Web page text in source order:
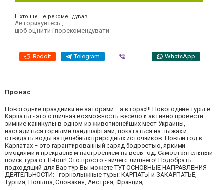
Ніхто ще не рекомендував
Авторизуйтесь
щоб оцінити і порекомендувати
Reddit Telegram WhatsApp
Про нас
Новогодние праздники не за горами....а в горах!!! Новогодние туры в
Карпаты - это отличная возможность весело и активно провести
зимние каникулы в одном из живописнейших мест Украины,
насладиться горными ландшафтами, покататься на лыжах и
отведать воды из целебных природных источников. Новый год в
Карпатах – это гарантированный заряд бодростью, яркими
эмоциями и прекрасным настроением на весь год. Самостоятельный
поиск тура от IT-tour! Это просто - ничего лишнего! Подобрать
подходящий для Вас тур Вы можете ТУТ ОСНОВНЫЕ НАПРАВЛЕНИЯ
ДЕЯТЕЛЬНОСТИ: - горнолыжные туры: КАРПАТЫ и ЗАКАРПАТЬЕ,
Турция, Польша, Словакия, Австрия, Франция; ...